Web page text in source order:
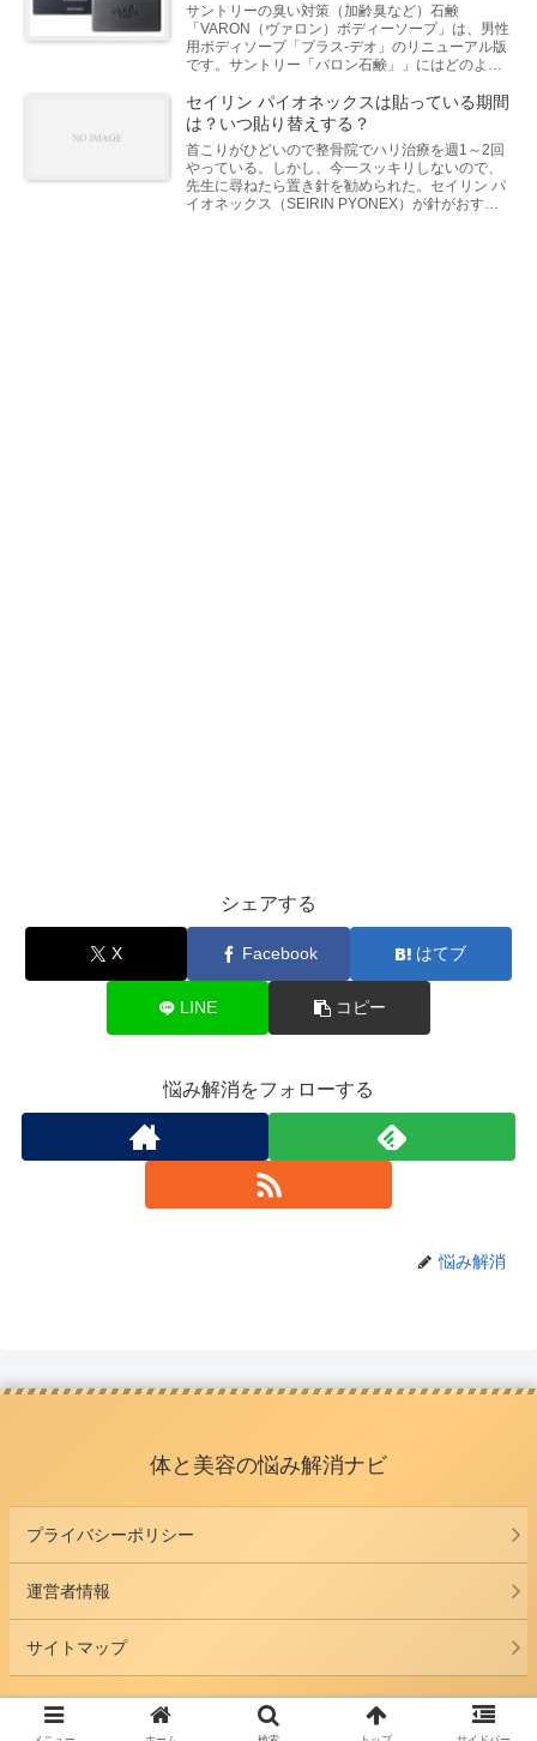
サントリーの臭い対策（加齢臭など）石鹸
「VARON（ヴァロン）ボディーソープ」は、男性
用ボディソープ「プラス-デオ」のリニューアル版
です。サントリー「バロン石鹸」」にはどのよう
「バロン石鹸」の評判～...
セイリン パイオネックスは貼っている期間
は？いつ貼り替えする？
首こりがひどいので整骨院でハリ治療を週1～2回
やっている。しかし、今一スッキリしないので、
先生に尋ねたら置き針を勧められた。セイリン パ
イオネックス（SEIRIN PYONEX）が針がおすす
シェアする
X Facebook はてブ
LINE コピー
悩み解消をフォローする
悩み解消
体と美容の悩み解消ナビ
プライバシーポリシー
運営者情報
サイトマップ
© 2026 体と美容の悩み解消ナビ.